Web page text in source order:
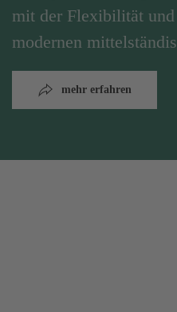
mit der Flexibilität
modernen
mehr erfahren